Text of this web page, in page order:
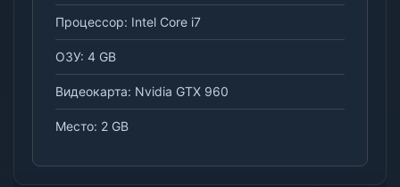
Процессор: Intel Core i7
ОЗУ: 4 GB
Видеокарта: Nvidia GTX 960
Место: 2 GB